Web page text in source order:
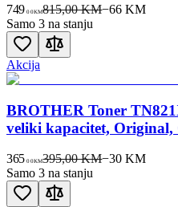
749 00KM815,00 KM−66 KM
Samo 3 na stanju
Akcija
BROTHER Toner
veliki kapacitet, Original,
365 00KM395,00 KM−30 KM
Samo 3 na stanju